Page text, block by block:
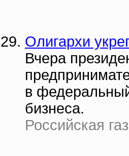
Олигархи
Вчера
в
бизнеса.
Российская